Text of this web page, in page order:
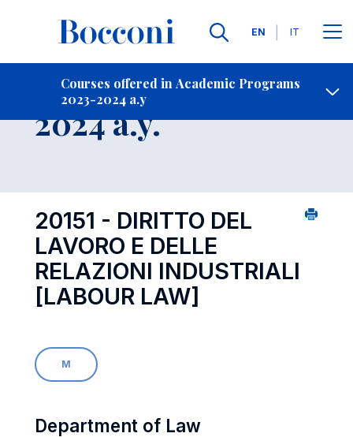
Languages
EN IT
Courses offered in Academic Programs
2023-2024 a.y
Contact Us
Course 2023-
2024 a.y.
20151 - DIRITTO DEL
LAVORO E DELLE
RELAZIONI INDUSTRIALI
[LABOUR LAW]
M
Department of Law